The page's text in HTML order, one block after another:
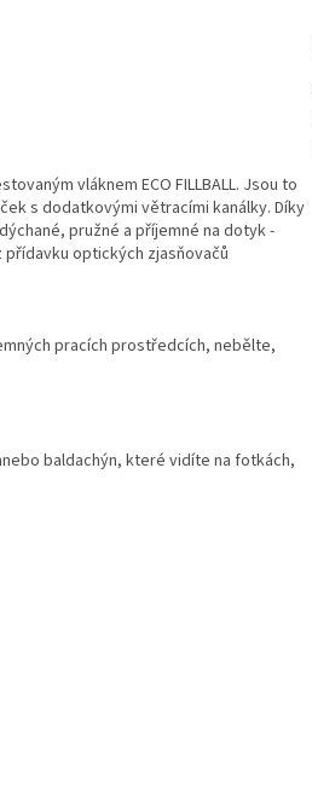
vláknem ECO FILLBALL. Jsou to
s dodatkovými větracími kanálky. Díky
pružné a příjemné na dotyk -
optických zjasňovačů
pracích prostředcích, nebělte,
baldachýn, které vidíte na fotkách,